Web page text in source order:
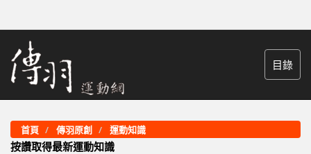
目錄
首頁 傳羽原創 運動知識
按讚取得最新運動知識